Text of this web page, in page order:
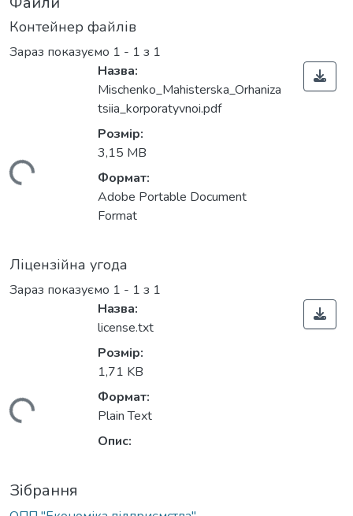
Контейнер файлів
Зараз показуємо 1 - 1 з 1
Назва:
Mischenko_Mahisterska_Orhaniza
tsiia_korporatyvnoi.pdf
Розмір:
3,15 MB
Формат:
Adobe Portable Document
Format
Ліцензійна угода
Зараз показуємо 1 - 1 з 1
Назва:
license.txt
Розмір:
1,71 KB
Формат:
Plain Text
Опис:
Зібрання